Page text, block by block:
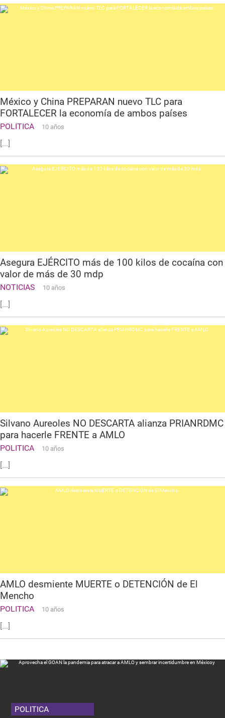
México y China PREPARAN nuevo TLC para
FORTALECER la economía de ambos países
POLITICA 10 años
[...]
Asegura EJÉRCITO más de 100 kilos de cocaína con
valor de más de 30 mdp
NOTICIAS 10 años
[...]
Silvano Aureoles NO DESCARTA alianza PRIANRDMC
para hacerle FRENTE a AMLO
POLITICA 10 años
[...]
AMLO desmiente MUERTE o DETENCIÓN de El
Mencho
POLITICA 10 años
[...]
POLITICA